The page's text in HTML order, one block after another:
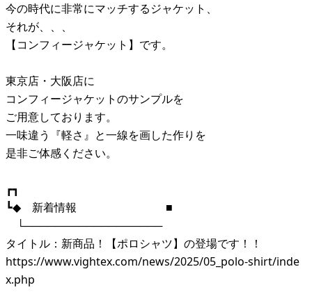
今の時代に非常にマッチするジャケット、
それが、、、
【コンフィージャケット】です。
東京店・大阪店に
コンフィージャケットのサンプルを
ご用意しております。
一味違う『軽さ』と一線を画した作りを
是非ご体感ください。
┏┓
┗◆ 新着情報 ■
└──────────────────
タイトル：新商品！【ポロシャツ】の登場です！！
https://www.vightex.com/news/2025/05_polo-shirt/inde
x.php